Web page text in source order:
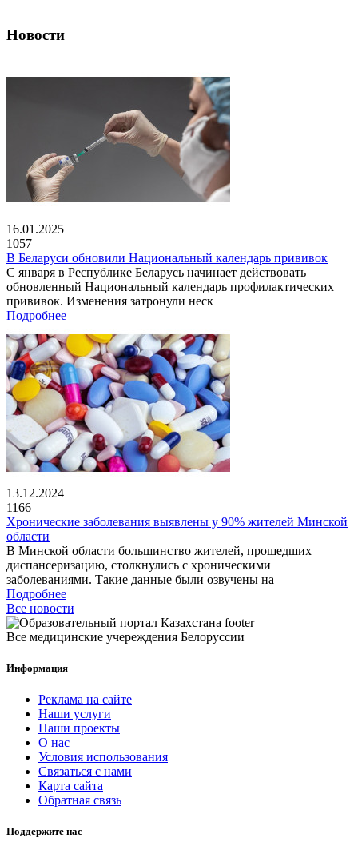
Новости
16.01.2025
1057
В Беларуси обновили Национальный календарь прививок
С января в Республике Беларусь начинает действовать
обновленный Национальный календарь профилактических
прививок. Изменения затронули неск
Подробнее
13.12.2024
1166
Хронические заболевания выявлены у 90% жителей Минской
области
В Минской области большинство жителей, прошедших
диспансеризацию, столкнулись с хроническими
заболеваниями. Такие данные были озвучены на
Подробнее
Все новости
Все медицинские учереждения Белоруссии
Информация
Реклама на сайте
Наши услуги
Наши проекты
О нас
Условия использования
Связаться с нами
Карта сайта
Обратная связь
Поддержите нас